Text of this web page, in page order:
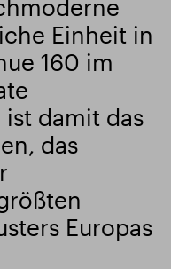
Einheit in
160 im
damit das
das
Europas